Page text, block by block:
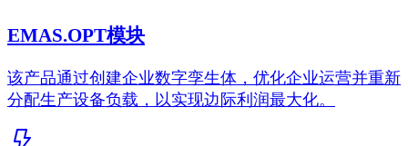
EMAS.OPT模块
该产品通过创建企业数字孪生体，优化企业运营并重新
分配生产设备负载，以实现边际利润最大化。